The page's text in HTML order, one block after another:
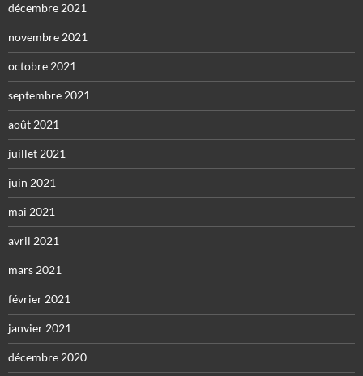
décembre 2021
novembre 2021
octobre 2021
septembre 2021
août 2021
juillet 2021
juin 2021
mai 2021
avril 2021
mars 2021
février 2021
janvier 2021
décembre 2020